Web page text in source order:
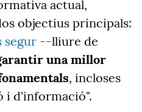
actual,
objectius principals:
segur --lliure de
una millor
, incloses
i d'informació".